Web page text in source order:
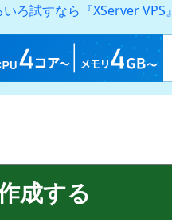
ろ試すなら『XServer VPS』
成する